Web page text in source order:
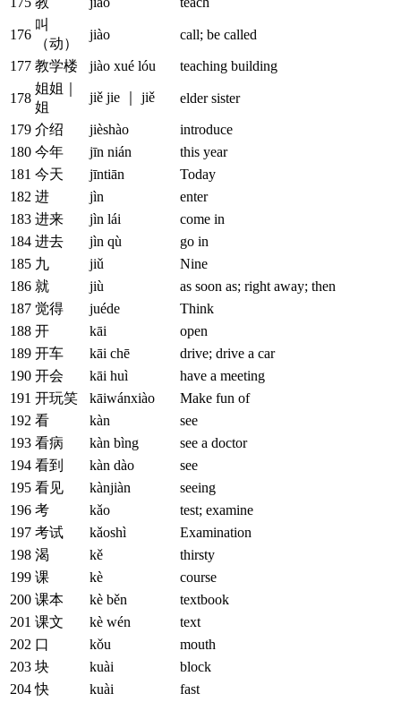
176
叫
（动）
jiào call; be called
177 教学楼 jiào xué lóu teaching building
178
姐姐｜
姐
jiě jie ｜ jiě elder sister
179 介绍 jièshào
introduce
180 今年 jīn nián
this year
181 今天 jīntiān
Today
182 进 jìn
enter
183 进来 jìn lái
come in
184 进去 jìn qù
go in
185 九 jiǔ
Nine
186 就 jiù
as soon as; right away; then
187 觉得 juéde
Think
188 开 kāi
open
189 开车 kāi chē
drive; drive a car
190 开会 kāi huì
have a meeting
191 开玩笑 kāiwánxiào
Make fun of
192 看 kàn
see
193 看病 kàn bìng
see a doctor
194 看到 kàn dào
see
195 看见 kànjiàn
seeing
196 考 kǎo
test; examine
197 考试 kǎoshì
Examination
198 渴 kě
thirsty
199 课 kè
course
200 课本 kè běn
textbook
201 课文 kè wén
text
202 口 kǒu
mouth
203 块 kuài
block
204 快 kuài
fast